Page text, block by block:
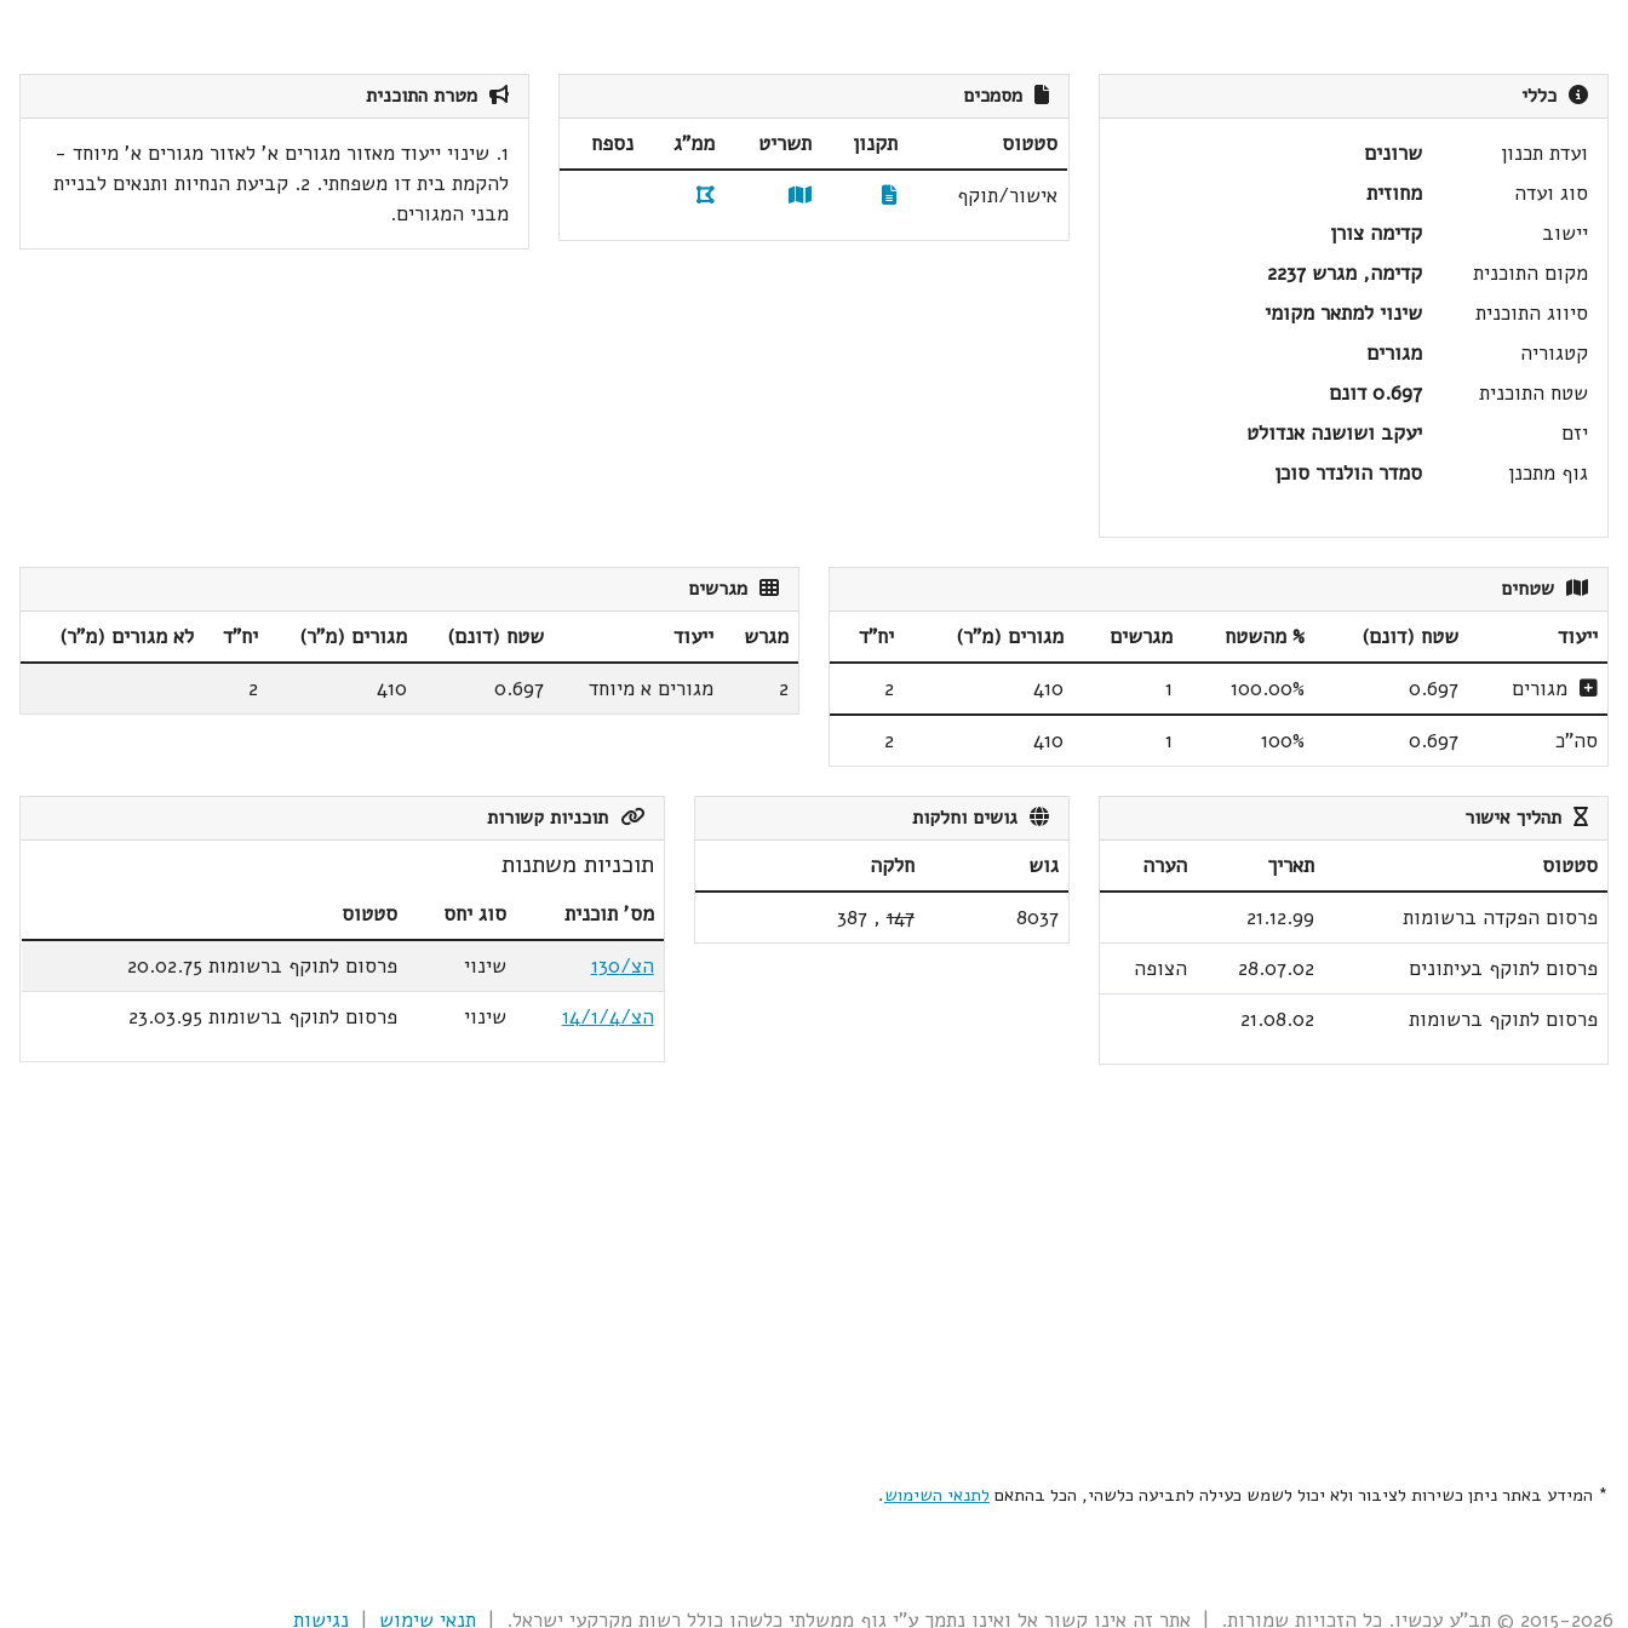
כללי
ועדת תכנון
שרונים
סוג ועדה
מחוזית
יישוב
קדימה צורן
מקום התוכנית
קדימה, מגרש 2237
סיווג התוכנית
שינוי למתאר מקומי
קטגוריה
מגורים
שטח התוכנית
0.697 דונם
יזם
יעקב ושושנה אנדולט
גוף מתכנן
סמדר הולנדר סוכן
מסמכים
סטטוס תקנון תשריט ממ"ג
נספח
אישור/תוקף
מטרת התוכנית
1. שינוי ייעוד מאזור מגורים א' לאזור מגורים א' מיוחד -
להקמת בית דו משפחתי. 2. קביעת הנחיות ותנאים לבניית
מבני המגורים.
שטחים
ייעוד שטח (דונם) % מהשטח מגרשים מגורים (מ"ר)
יח"ד
מגורים
0.697
100.00%
1
410
2
סה"כ
0.697
100%
1
410
2
מגרשים
מגרש ייעוד שטח (דונם) מגורים (מ"ר) יח"ד
לא מגורים (מ"ר)
2
מגורים א מיוחד 0.697
410
2
תהליך אישור
סטטוס תאריך
הערה
פרסום הפקדה ברשומות
21.12.99
פרסום לתוקף בעיתונים
28.07.02
הצופה
פרסום לתוקף ברשומות
21.08.02
גושים וחלקות
גוש
חלקה
8037
147
,
387
תוכניות קשורות
תוכניות משתנות
מס' תוכנית סוג יחס
סטטוס
הצ/130
שינוי
פרסום לתוקף ברשומות 20.02.75
הצ/14/1/4
שינוי פרסום לתוקף ברשומות 23.03.95
* המידע באתר ניתן כשירות לציבור ולא יכול לשמש כעילה לתביעה כלשהי, הכל בהתאם לתנאי השימוש.
2015-2026 © תב"ע עכשיו. כל הזכויות שמורות. | אתר זה אינו קשור אל ואינו נתמך ע"י גוף ממשלתי כלשהו כולל רשות מקרקעי ישראל. | תנאי שימוש | נגישות